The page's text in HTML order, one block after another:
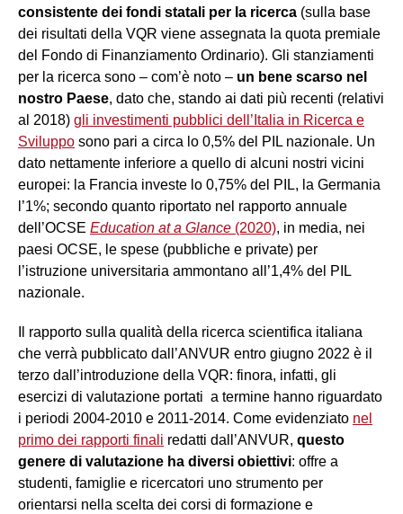
consistente dei fondi statali per la ricerca (sulla base
dei risultati della VQR viene assegnata la quota premiale
del Fondo di Finanziamento Ordinario). Gli stanziamenti
per la ricerca sono – com’è noto – un bene scarso nel
nostro Paese, dato che, stando ai dati più recenti (relativi
al 2018) gli investimenti pubblici dell’Italia in Ricerca e
Sviluppo sono pari a circa lo 0,5% del PIL nazionale. Un
dato nettamente inferiore a quello di alcuni nostri vicini
europei: la Francia investe lo 0,75% del PIL, la Germania
l’1%; secondo quanto riportato nel rapporto annuale
dell’OCSE Education at a Glance (2020), in media, nei
paesi OCSE, le spese (pubbliche e private) per
l’istruzione universitaria ammontano all’1,4% del PIL
nazionale.
Il rapporto sulla qualità della ricerca scientifica italiana
che verrà pubblicato dall’ANVUR entro giugno 2022 è il
terzo dall’introduzione della VQR: finora, infatti, gli
esercizi di valutazione portati a termine hanno riguardato
i periodi 2004-2010 e 2011-2014. Come evidenziato nel
primo dei rapporti finali redatti dall’ANVUR, questo
genere di valutazione ha diversi obiettivi: offre a
studenti, famiglie e ricercatori uno strumento per
orientarsi nella scelta dei corsi di formazione e